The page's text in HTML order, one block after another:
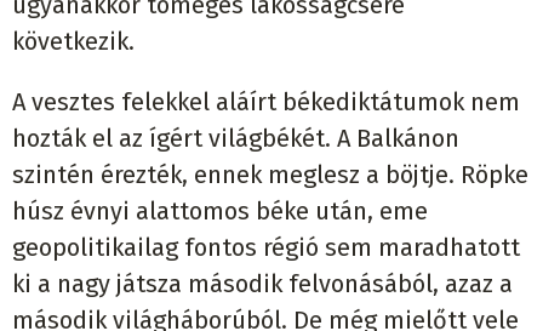
következik.
A vesztes felekkel aláírt békediktátumok nem
hozták el az ígért világbékét. A Balkánon
szintén érezték, ennek meglesz a böjtje. Röpke
húsz évnyi alattomos béke után, eme
geopolitikailag fontos régió sem maradhatott
ki a nagy játsza második felvonásából, azaz a
második világháborúból. De még mielőtt vele